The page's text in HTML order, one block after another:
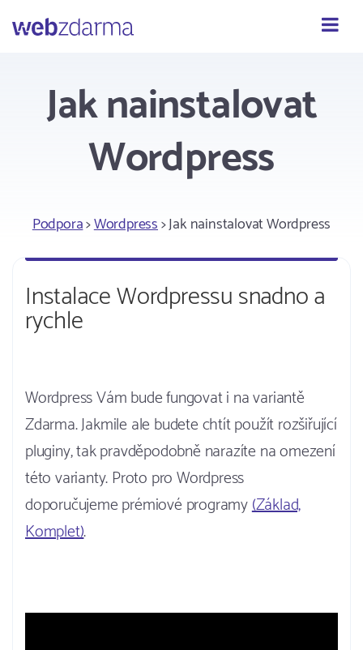
Jak nainstalovat
Wordpress
Podpora>Wordpress> Jak nainstalovat Wordpress
Instalace Wordpressu snadno a
rychle
Wordpress Vám bude fungovat i na variantě
Zdarma. Jakmile ale budete chtít použít rozšiřující
pluginy, tak pravděpodobně narazíte na omezení
této varianty. Proto pro Wordpress
doporučujeme prémiové programy(Základ,
Komplet).